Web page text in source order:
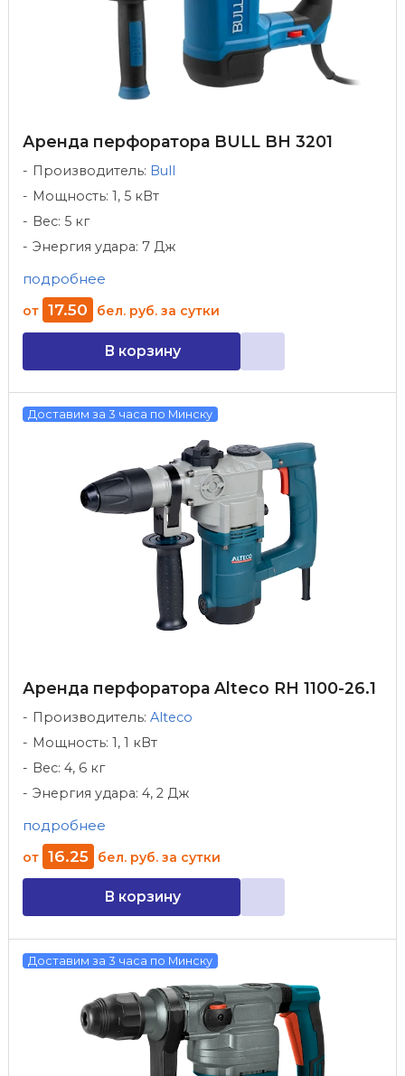
Аренда перфоратора BULL BH 3201
Производитель: Bull
Мощность: 1, 5 кВт
Вес: 5 кг
Энергия удара: 7 Дж
подробнее
от 17.50 бел. руб. за сутки
В корзину
Доставим за 3 часа по Минску
Аренда перфоратора Alteco RH 1100-26.1
Производитель: Alteco
Мощность: 1, 1 кВт
Вес: 4, 6 кг
Энергия удара: 4, 2 Дж
подробнее
от 16.25 бел. руб. за сутки
В корзину
Доставим за 3 часа по Минску